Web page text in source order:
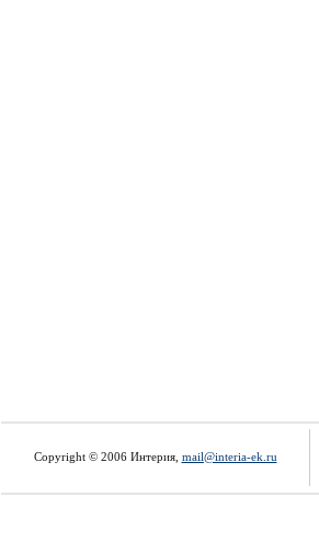
Copyright © 2006 Интерия, mail@interia-ek.ru